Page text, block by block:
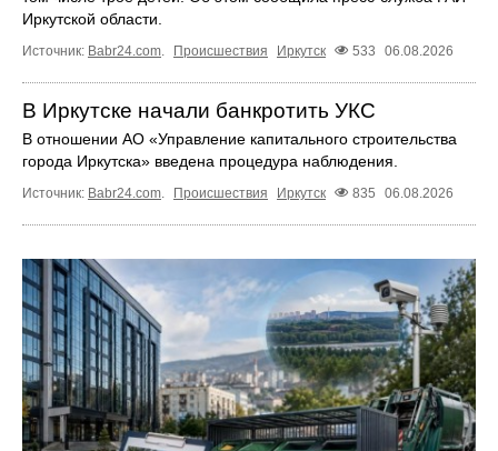
Иркутской области.
Источник: Babr24.com. Происшествия Иркутск 533 06.08.2026
В Иркутске начали банкротить УКС
В отношении АО «Управление капитального строительства
города Иркутска» введена процедура наблюдения.
Источник: Babr24.com. Происшествия Иркутск 835 06.08.2026